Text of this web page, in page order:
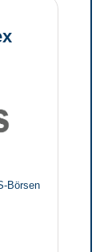
Börsen